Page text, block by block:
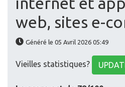
web, sites e-
Généré le 05 Avril 2026 05:49
Vieilles statistiques?